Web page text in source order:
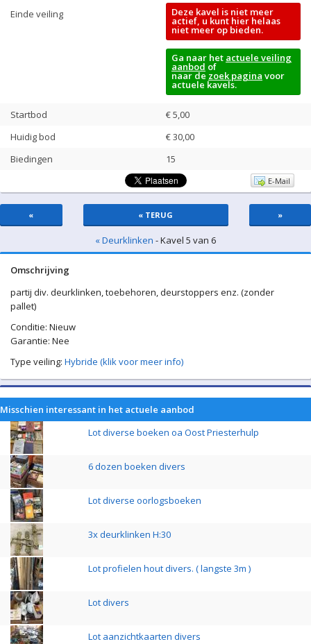
Einde veiling Deze kavel is niet meer
actief, u kunt hier helaas
niet meer op bieden.
Ga naar het actuele veiling
aanbod of
naar de zoek pagina voor
actuele kavels.
Startbod
€ 5,00
Huidig bod
€30,00
Biedingen
15
E-Mail
« « TERUG »
« Deurklinken - Kavel 5 van 6
Omschrijving
partij div. deurklinken, toebehoren, deurstoppers enz. (zonder
pallet)
Conditie: Nieuw
Garantie: Nee
Type veiling: Hybride (klik voor meer info)
Misschien interessant in het actuele aanbod
Lot diverse boeken oa Oost Priesterhulp
6 dozen boeken divers
Lot diverse oorlogsboeken
3x deurklinken H:30
Lot profielen hout divers. ( langste 3m )
Lot divers
Lot aanzichtkaarten divers